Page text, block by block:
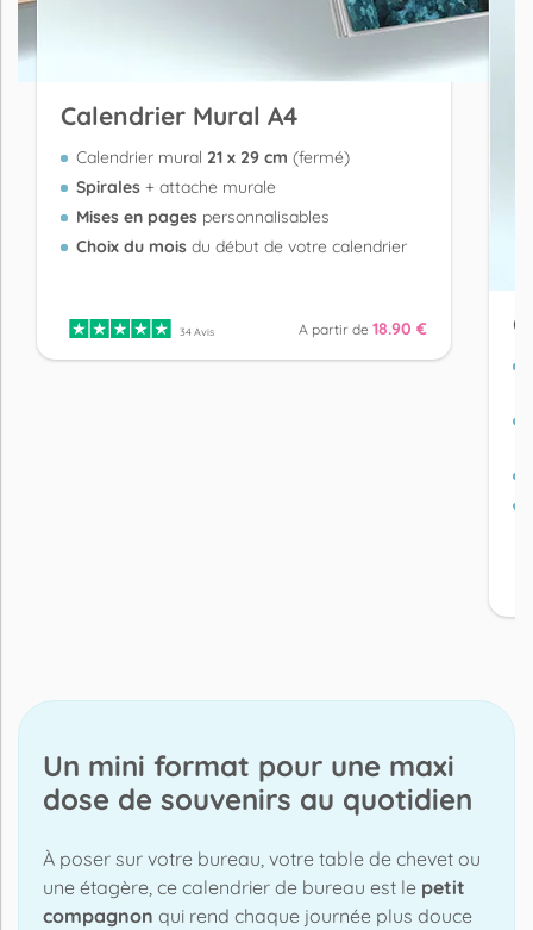
Calendrier Mural A4
Calendrier mural 21 x 29 cm (fermé)
Spirales + attache murale
Mises en pages personnalisables
Choix du mois du début de votre calendrier
34 Avis A partir de 18.90 €
Un mini format pour une maxi
dose de souvenirs au quotidien
À poser sur votre bureau, votre table de chevet ou
une étagère, ce calendrier de bureau est le petit
compagnon qui rend chaque journée plus douce